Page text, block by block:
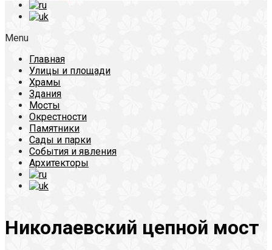
Menu
Главная
Улицы и площади
Храмы
Здания
Мосты
Окрестности
Памятники
Сады и парки
События и явления
Архитекторы
Николаевский цепной мост